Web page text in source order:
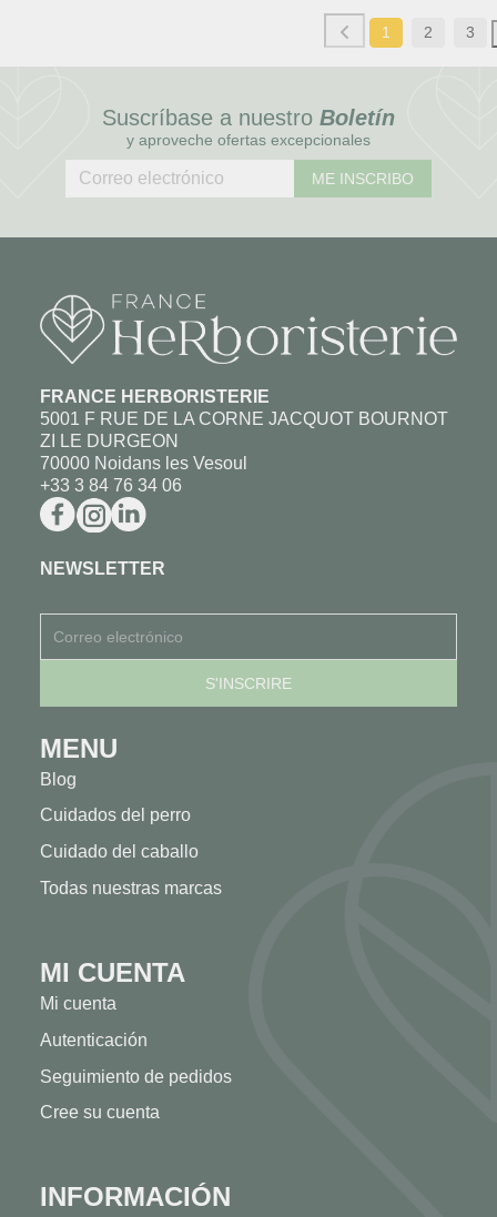
1 2 3
Suscríbase a nuestro Boletín
y aproveche ofertas excepcionales
ME INSCRIBO
FRANCE HERBORISTERIE
5001 F RUE DE LA CORNE JACQUOT BOURNOT
ZI LE DURGEON
70000 Noidans les Vesoul
+33 3 84 76 34 06
NEWSLETTER
MENU
Blog
Cuidados del perro
Cuidado del caballo
Todas nuestras marcas
MI CUENTA
Mi cuenta
Autenticación
Seguimiento de pedidos
Cree su cuenta
INFORMACIÓN